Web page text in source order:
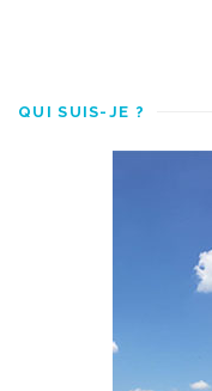
QUI SUIS-JE ?